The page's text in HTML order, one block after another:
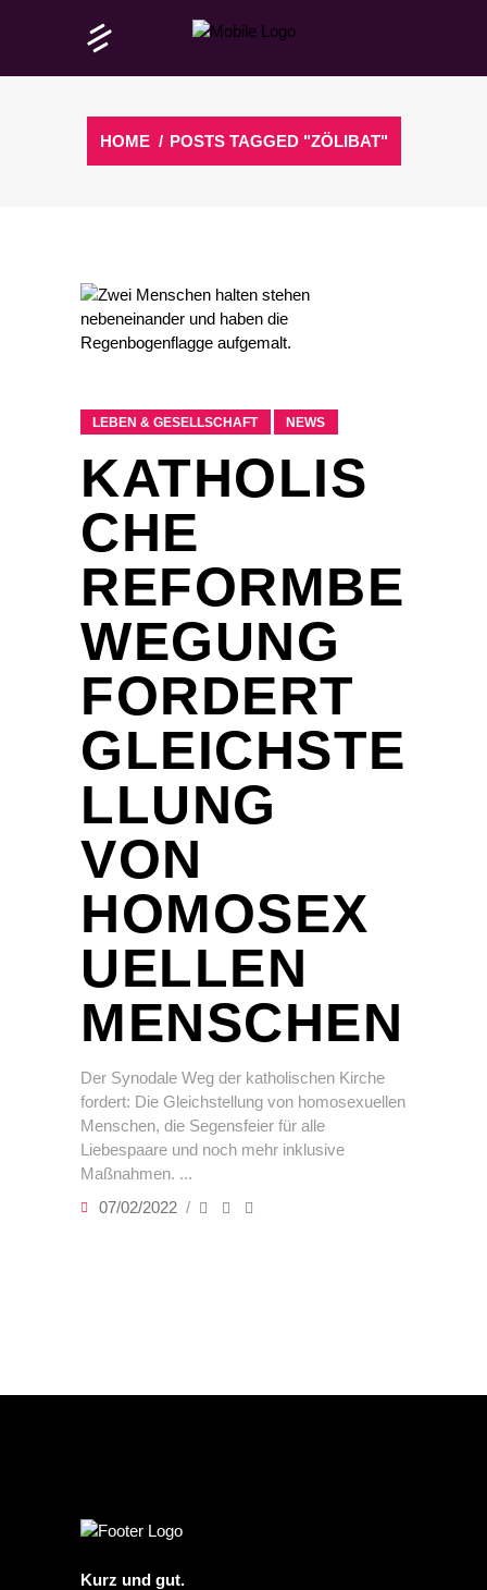
HOME / POSTS TAGGED "ZÖLIBAT"
LEBEN & GESELLSCHAFT NEWS
KATHOLIS
CHE
REFORMBE
WEGUNG
FORDERT
GLEICHSTE
LLUNG
VON
HOMOSEX
UELLEN
MENSCHEN
Der Synodale Weg der katholischen Kirche
fordert: Die Gleichstellung von homosexuellen
Menschen, die Segensfeier für alle
Liebespaare und noch mehr inklusive
Maßnahmen.
07/02/2022
Kurz und gut.